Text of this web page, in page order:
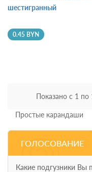
шестигранный
0.45 BYN
Показано с 1 по
Простые карандаши
ГОЛОСОВАНИЕ
Какие подгузники Вы